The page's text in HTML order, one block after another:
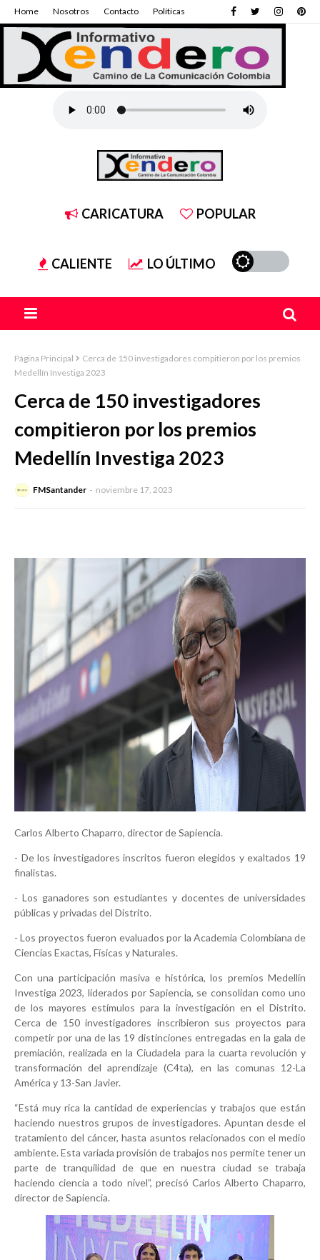
Home Nosotros Contacto Políticas
CARICATURA POPULAR
CALIENTE LO ÚLTIMO
Página Principal
Cerca de 150 investigadores compitieron por los premios
Medellín Investiga 2023
Cerca de 150 investigadores
compitieron por los premios
Medellín Investiga 2023
FMSantander noviembre 17, 2023
Carlos Alberto Chaparro, director de Sapiencia.
- De los investigadores inscritos fueron elegidos y exaltados 19
finalistas.
- Los ganadores son estudiantes y docentes de universidades
públicas y privadas del Distrito.
- Los proyectos fueron evaluados por la Academia Colombiana de
Ciencias Exactas, Físicas y Naturales.
Con una participación masiva e histórica, los premios Medellín
Investiga 2023, liderados por Sapiencia, se consolidan como uno
de los mayores estímulos para la investigación en el Distrito.
Cerca de 150 investigadores inscribieron sus proyectos para
competir por una de las 19 distinciones entregadas en la gala de
premiación, realizada en la Ciudadela para la cuarta revolución y
transformación del aprendizaje (C4ta), en las comunas 12-La
América y 13-San Javier.
“Está muy rica la cantidad de experiencias y trabajos que están
haciendo nuestros grupos de investigadores. Apuntan desde el
tratamiento del cáncer, hasta asuntos relacionados con el medio
ambiente. Esta variada provisión de trabajos nos permite tener un
parte de tranquilidad de que en nuestra ciudad se trabaja
haciendo ciencia a todo nivel”, precisó Carlos Alberto Chaparro,
director de Sapiencia.